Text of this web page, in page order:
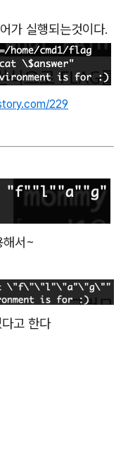
가 실행되는것이다.
229
해서~
고 한다